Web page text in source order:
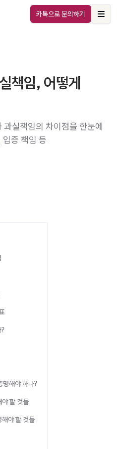
카톡으로 문의하기
책임, 어떻게
실책임의 차이점을 한눈에
증 책임 등
명해야 하나?
할 것들
야 할 것들